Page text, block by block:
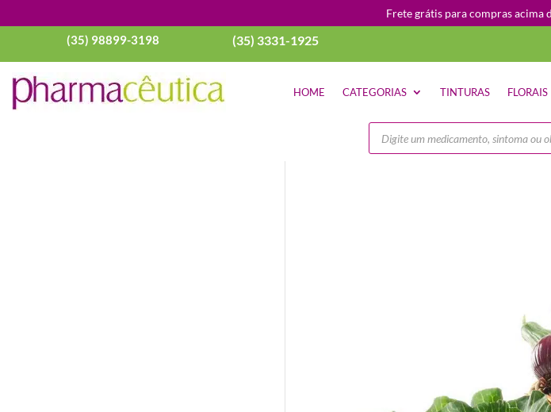
Frete grátis para compras acima
(35) 98899-3198 (35) 3331-1925
HOME CATEGORIAS TINTURAS FLORAIS
Pesquisar